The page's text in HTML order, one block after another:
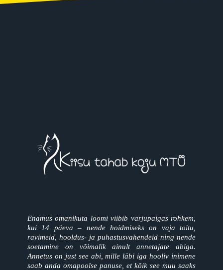
Enamus omanikuta loomi viibib varjupaigas rohkem,
kui 14 päeva – nende hoidmiseks on vaja toitu,
ravimeid, hooldus- ja puhastusvahendeid ning nende
soetamine on võimalik ainult annetajate abiga.
Annetus on just see abi, mille läbi iga hooliv inimene
saab anda omapoolse panuse, et kõik see muu saaks